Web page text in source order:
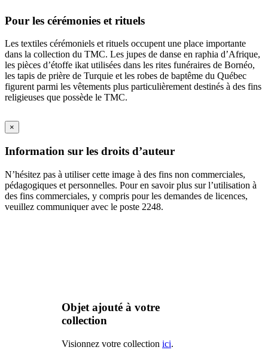
Pour les cérémonies et rituels
Les textiles cérémoniels et rituels occupent une place importante
dans la collection du TMC. Les jupes de danse en raphia d’Afrique,
les pièces d’étoffe ikat utilisées dans les rites funéraires de Bornéo,
les tapis de prière de Turquie et les robes de baptême du Québec
figurent parmi les vêtements plus particulièrement destinés à des fins
religieuses que possède le TMC.
×
Information sur les droits d’auteur
N’hésitez pas à utiliser cette image à des fins non commerciales,
pédagogiques et personnelles. Pour en savoir plus sur l’utilisation à
des fins commerciales, y compris pour les demandes de licences,
veuillez communiquer avec le poste 2248.
Objet ajouté à votre
collection
Visionnez votre collection ici.